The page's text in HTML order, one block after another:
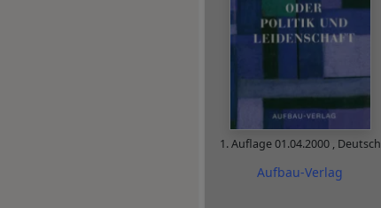
1. Auflage01.04.2000 , Deutsch
Aufbau-Verlag